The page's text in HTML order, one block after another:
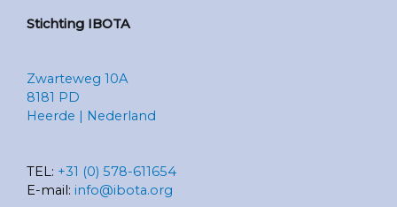
Stichting IBOTA
Zwarteweg 10A
8181 PD
Heerde | Nederland
TEL: +31 (0) 578-611654
E-mail: info@ibota.org